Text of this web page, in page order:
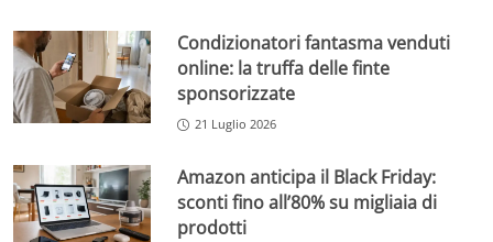
Condizionatori fantasma venduti
online: la truffa delle finte
sponsorizzate
21 Luglio 2026
Amazon anticipa il Black Friday:
sconti fino all’80% su migliaia di
prodotti